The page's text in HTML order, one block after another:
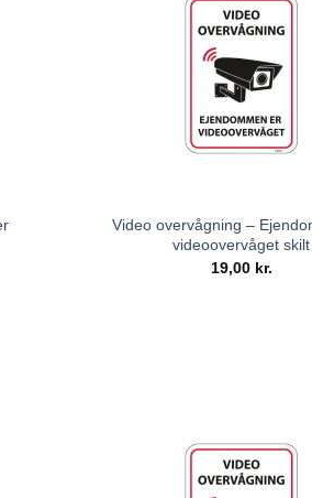
Video overvågning –
videoovervåget skilt
19,00 kr.